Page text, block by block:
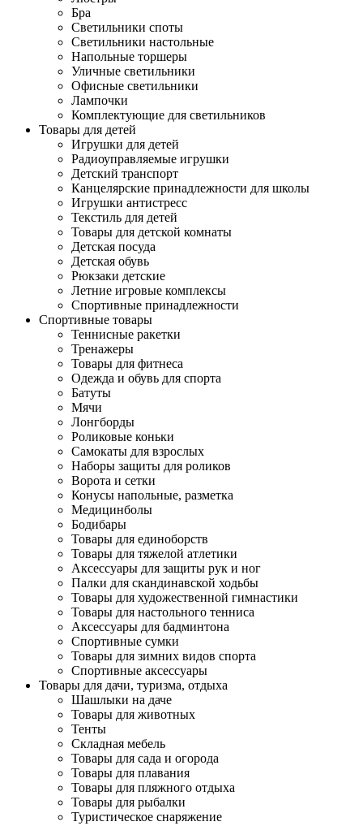
Бра
Светильники споты
Светильники настольные
Напольные торшеры
Уличные светильники
Офисные светильники
Лампочки
Комплектующие для светильников
Товары для детей
Игрушки для детей
Радиоуправляемые игрушки
Детский транспорт
Канцелярские принадлежности для школы
Игрушки антистресс
Текстиль для детей
Товары для детской комнаты
Детская посуда
Детская обувь
Рюкзаки детские
Летние игровые комплексы
Спортивные принадлежности
Спортивные товары
Теннисные ракетки
Тренажеры
Товары для фитнеса
Одежда и обувь для спорта
Батуты
Мячи
Лонгборды
Роликовые коньки
Самокаты для взрослых
Наборы защиты для роликов
Ворота и сетки
Конусы напольные, разметка
Медицинболы
Бодибары
Товары для единоборств
Товары для тяжелой атлетики
Аксессуары для защиты рук и ног
Палки для скандинавской ходьбы
Товары для художественной гимнастики
Товары для настольного тенниса
Аксессуары для бадминтона
Спортивные сумки
Товары для зимних видов спорта
Спортивные аксессуары
Товары для дачи, туризма, отдыха
Шашлыки на даче
Товары для животных
Тенты
Складная мебель
Товары для сада и огорода
Товары для плавания
Товары для пляжного отдыха
Товары для рыбалки
Туристическое снаряжение